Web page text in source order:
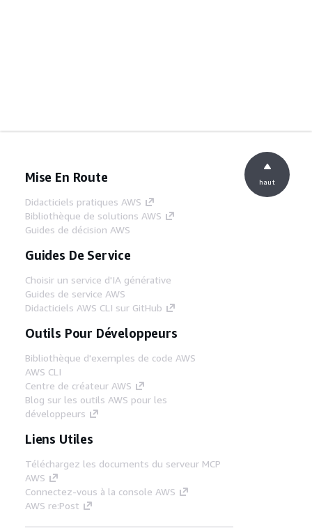
Mise En Route
Didacticiels pratiques AWS
Bibliothèque de solutions AWS
Guides de décision AWS
Guides De Service
Choisir un service d'IA générative
Guides de service AWS
Didacticiels AWS CLI sur GitHub
Outils Pour Développeurs
Bibliothèque d'exemples de code AWS
AWS CLI
Centre de créateur AWS
Blog sur les outils AWS pour les
développeurs
Liens Utiles
Téléchargez les documents du serveur MCP
AWS
Connectez-vous à la console AWS
AWS re:Post
haut